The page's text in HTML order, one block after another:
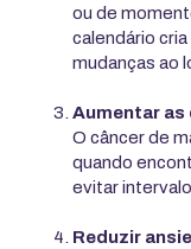
ou de
calendário
mudanças ao
Aumentar
O câncer de
quando
evitar
Reduzir